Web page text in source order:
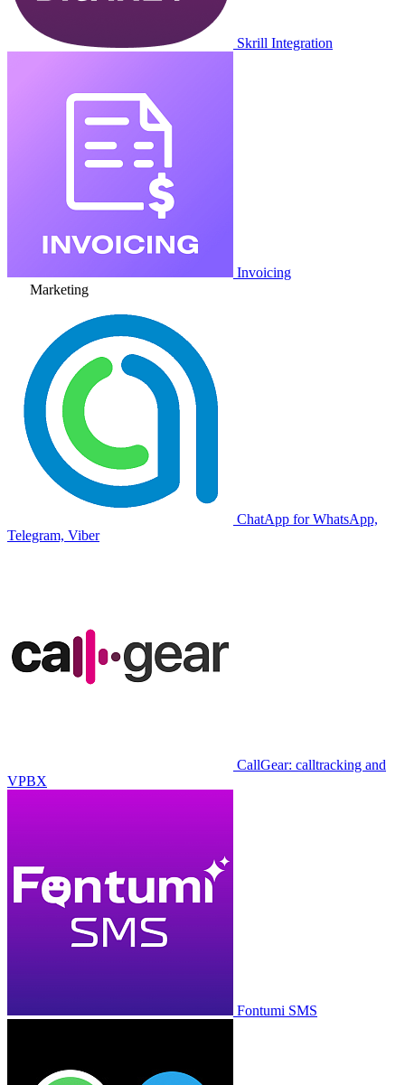
Skrill Integration
Invoicing
Marketing
ChatApp for WhatsApp,
Telegram, Viber
CallGear: calltracking and
VPBX
Fontumi SMS